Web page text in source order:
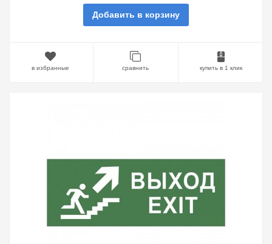
Добавить в корзину
в избранные сравнить купить в 1 клик